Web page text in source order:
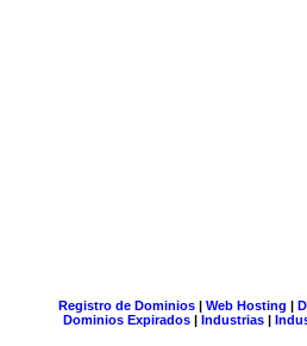
Registro de Dominios| Web Hosting |
Dominios Expirados | Industrias |